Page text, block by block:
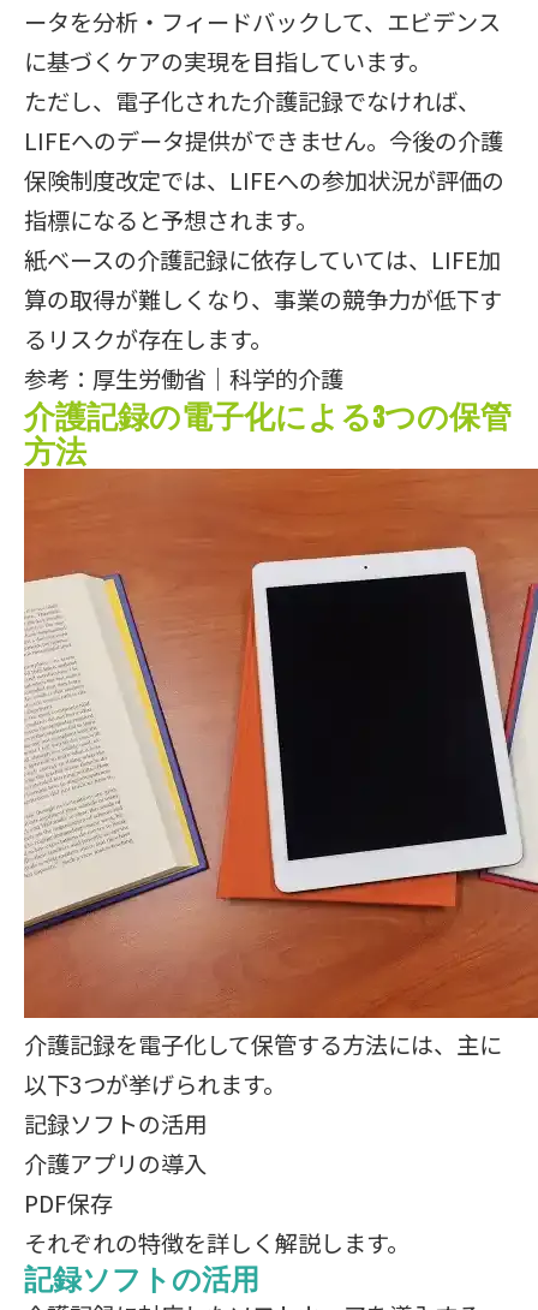
ータを分析・フィードバックして、エビデンス
に基づくケアの実現を目指しています。
ただし、電子化された介護記録でなければ、
LIFEへのデータ提供ができません。今後の介護
保険制度改定では、LIFEへの参加状況が評価の
指標になると予想されます。
紙ベースの介護記録に依存していては、LIFE加
算の取得が難しくなり、事業の競争力が低下す
るリスクが存在します。
参考： 厚生労働省｜科学的介護
介護記録の電子化による3つの保管
方法
介護記録を電子化して保管する方法には、主に
以下3つが挙げられます。
記録ソフトの活用
介護アプリの導入
PDF保存
それぞれの特徴を詳しく解説します。
記録ソフトの活用